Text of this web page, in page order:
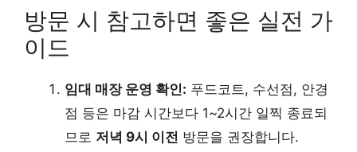
방문 시 참고하면 좋은 실전 가
이드
임대 매장 운영 확인: 푸드코트, 수선점, 안경
점 등은 마감 시간보다 1~2시간 일찍 종료되
므로 저녁 9시 이전 방문을 권장합니다.